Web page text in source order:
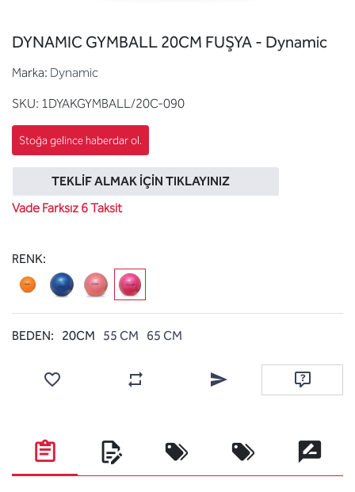
DYNAMIC GYMBALL 20CM FUŞYA - Dynamic
Marka: Dynamic
SKU: 1DYAKGYMBALL/20C-090
TEKLIF ALMAK İÇIN TIKLAYINIZ
Vade Farksız 6 Taksit
RENK:
BEDEN: 20CM 55 CM 65 CM
Karşılaştırma listesine ekleArkadaşına e-posta ile
Soru sor